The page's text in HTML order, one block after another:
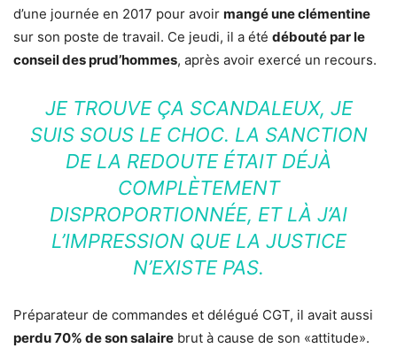
d’une journée en 2017 pour avoir mangé une clémentine
sur son poste de travail. Ce jeudi, il a été débouté par le
conseil des prud’hommes, après avoir exercé un recours.
JE TROUVE ÇA SCANDALEUX, JE
SUIS SOUS LE CHOC. LA SANCTION
DE LA REDOUTE ÉTAIT DÉJÀ
COMPLÈTEMENT
DISPROPORTIONNÉE, ET LÀ J’AI
L’IMPRESSION QUE LA JUSTICE
N’EXISTE PAS.
Préparateur de commandes et délégué CGT, il avait aussi
perdu 70% de son salaire brut à cause de son «attitude».